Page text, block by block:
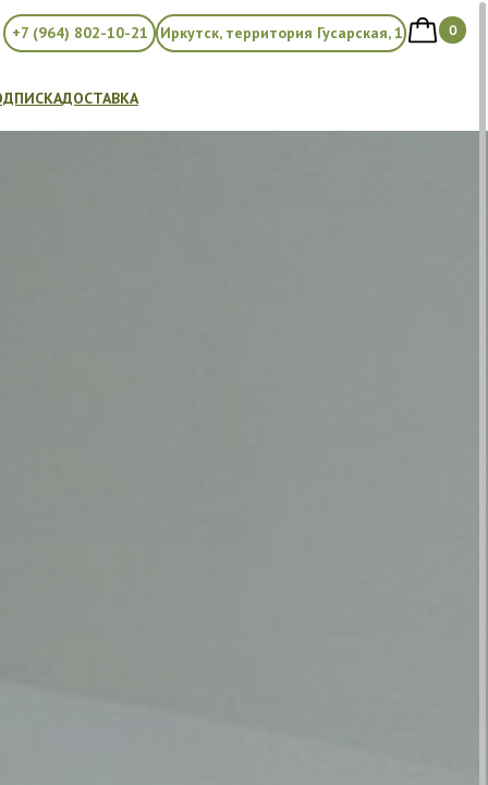
+7 (964) 802-10-21 Иркутск, территория Гусарская, 1 0
ДОСТАВКА